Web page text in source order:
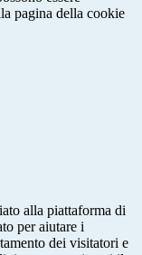
pagina della cookie
alla piattaforma di
per aiutare i
dei visitatori e